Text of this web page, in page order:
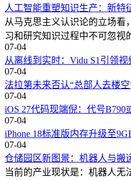
人工智能重塑知识生产：新特
从马克思主义认识论的立场看
习和研究知识过程中不可忽
07-04
从离线到实时：Vidu S1引领
07-04
法拉第未来否认“总部人去楼
07-04
iOS 27代码现端倪：代号B790
07-04
iPhone 18标准版内存升级至
07-04
仓储园区新图景：机器人与搬
当前的产业现状是：机器人